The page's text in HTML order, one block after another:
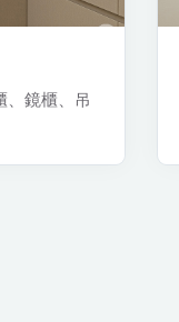
、鏡櫃、吊